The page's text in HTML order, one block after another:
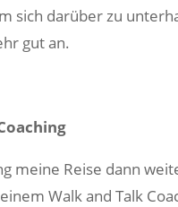
sich darüber zu
gut an.
meine Reise dann
Walk and Talk